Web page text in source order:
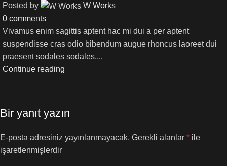
Posted by
W Works
0 comments
Vivamus enim sagittis aptent hac mi dui a per aptent
suspendisse cras odio bibendum augue rhoncus laoreet dui
praesent sodales sodales....
Continue reading
Bir yanıt yazın
E-posta adresiniz yayınlanmayacak. Gerekli alanlar * ile
işaretlenmişlerdir